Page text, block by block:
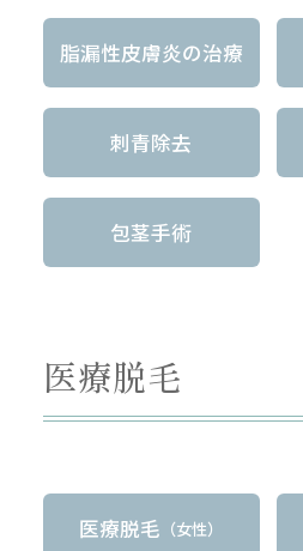
脂漏性皮膚炎の治療
刺青除去
包茎手術
医療脱毛
医療脱毛 （女性）